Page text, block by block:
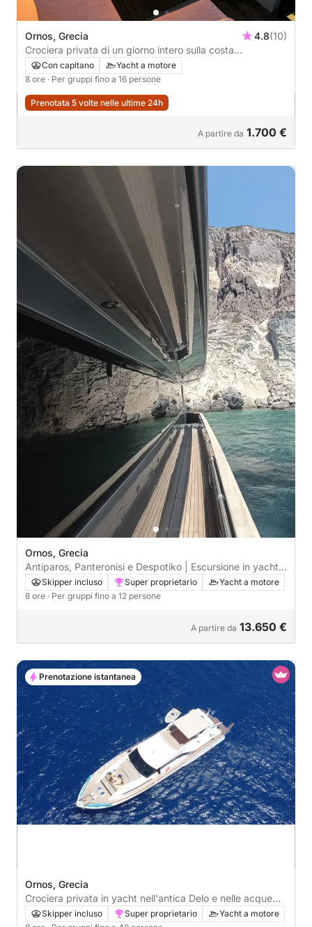
Ornos, Grecia 4.8(10)
Crociera privata di un giorno intero sulla costa
meridionale o Delo e Rhenia
Con capitano
Yacht a motore
8 ore · Per gruppi fino a 16 persone
Prenotata 5 volte nelle ultime 24h
A partire da 1.700 €
Ornos, Grecia
Antiparos, Panteronisi e Despotiko | Escursione in yacht
privato (giornata intera)
Skipper incluso Super proprietario
Yacht a motore
8 ore · Per gruppi fino a 12 persone
A partire da 13.650 €
Ornos, Grecia
Crociera privata in yacht nell'antica Delo e nelle acque
turchesi di Rhenia
Skipper incluso Super proprietario
Yacht a motore
Prenotazione istantanea